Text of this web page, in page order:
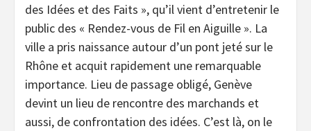
des Idées et des Faits », qu’il vient d’entretenir le
public des « Rendez-vous de Fil en Aiguille ». La
ville a pris naissance autour d’un pont jeté sur le
Rhône et acquit rapidement une remarquable
importance. Lieu de passage obligé, Genève
devint un lieu de rencontre des marchands et
aussi, de confrontation des idées. C’est là, on le